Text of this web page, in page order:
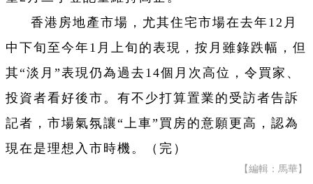
香港房地產市場，尤其住宅市場在去年12月
中下旬至今年1月上旬的表現，按月雖錄跌幅，但
其“淡月”表現仍為過去14個月次高位，令買家、
投資者看好後市。有不少打算置業的受訪者告訴
記者，市場氣氛讓“上車”買房的意願更高，認為
現在是理想入市時機。（完）
【編輯：馬華】